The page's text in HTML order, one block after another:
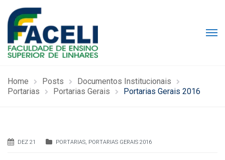
Home Posts
Documentos Institucionais
Portarias
Portarias Gerais Portarias Gerais 2016
DEZ 21 PORTARIAS, PORTARIAS GERAIS 2016